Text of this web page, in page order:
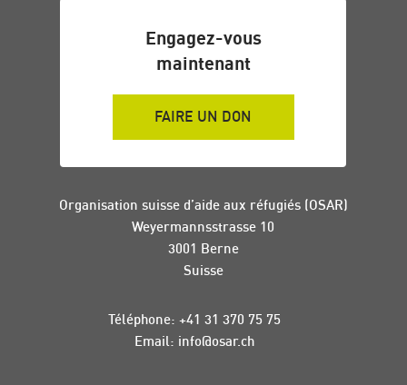
Engagez-vous
maintenant
FAIRE UN DON
Organisation suisse d’aide aux réfugiés (OSAR)
Weyermannsstrasse 10
3001 Berne
Suisse
Téléphone: +41 31 370 75 75
Email: info@osar.ch